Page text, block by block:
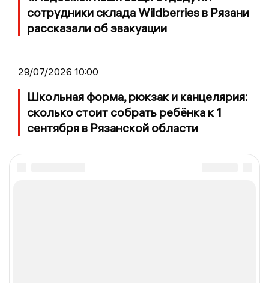
сотрудники склада Wildberries в Рязани
рассказали об эвакуации
29/07/2026 10:00
Школьная форма, рюкзак и канцелярия:
сколько стоит собрать ребёнка к 1
сентября в Рязанской области